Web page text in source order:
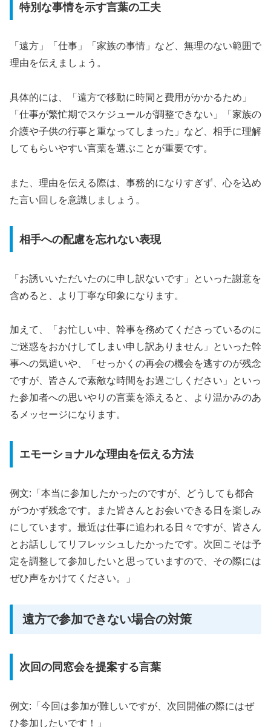
特別な事情を示す言葉の工夫
「遠方」「仕事」「家族の事情」など、無理のない範囲で
理由を伝えましょう。
具体的には、「遠方で移動に時間と費用がかかるため」
「仕事が繁忙期でスケジュールが調整できない」「家族の
介護や子供の行事と重なってしまった」など、相手に理解
してもらいやすい言葉を選ぶことが重要です。
また、理由を伝える際は、事務的になりすぎず、心を込め
た言い回しを意識しましょう。
相手への配慮を忘れない表現
「お誘いいただいたのに申し訳ないです」といった謝意を
含めると、より丁寧な印象になります。
加えて、「お忙しい中、幹事を務めてくださっているのに
ご迷惑をおかけしてしまい申し訳ありません」といった幹
事への気遣いや、「せっかくの再会の機会を逃すのが残念
ですが、皆さんで素敵な時間をお過ごしください」といっ
た参加者への思いやりの言葉を添えると、より温かみのあ
るメッセージになります。
エモーショナルな理由を伝える方法
例文:「本当に参加したかったのですが、どうしても都合
がつかず残念です。また皆さんとお会いできる日を楽しみ
にしています。最近は仕事に追われる日々ですが、皆さん
とお話ししてリフレッシュしたかったです。次回こそは予
定を調整して参加したいと思っていますので、その際には
ぜひ声をかけてください。」
遠方で参加できない場合の対策
次回の同窓会を提案する言葉
例文:「今回は参加が難しいですが、次回開催の際にはぜ
ひ参加したいです！」